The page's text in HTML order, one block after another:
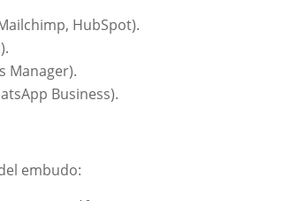
HubSpot).
Manager).
Business).
embudo: